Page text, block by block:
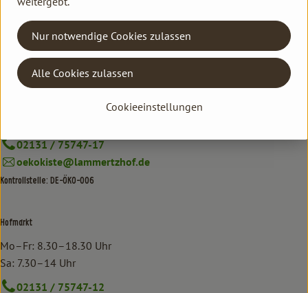
Neu Lammertzhof, 41564 Kaarst
02131 / 75747-0
info@lammertzhof.de
Kontakt Ökokiste
Familie Hannen Gemüse Abo
02131 / 75747-17
oekokiste@lammertzhof.de
Kontrollstelle: DE-ÖKO-006
Hofmarkt
Mo–Fr: 8.30–18.30 Uhr
Sa: 7.30–14 Uhr
02131 / 75747-12
Cookieeinstellungen
Nur notwendige Cookies zulassen
Alle Cookies zulassen